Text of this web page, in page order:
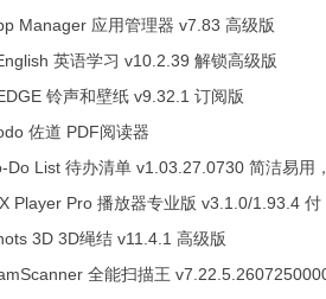
级版
Manager 应用管理器 v7.83 高级版
英语学习 v10.2.39 解锁高级版
铃声和壁纸 v9.32.1 订阅版
佐道 PDF阅读器
Do List 待办清单 v1.03.27.0730 简洁易用，
事项、时间管理软件，解锁专业版
Player Pro 播放器专业版 v3.1.0/1.93.4 付
业版3D 3D绳结 v11.4.1 高级版
全能扫描王